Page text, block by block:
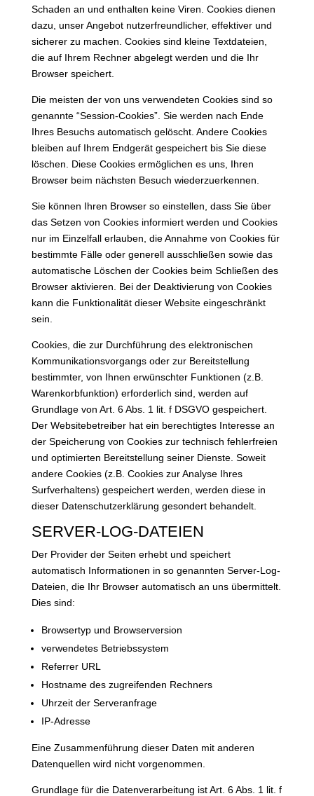
Schaden an und enthalten keine Viren. Cookies dienen
dazu, unser Angebot nutzerfreundlicher, effektiver und
sicherer zu machen. Cookies sind kleine Textdateien,
die auf Ihrem Rechner abgelegt werden und die Ihr
Browser speichert.
Die meisten der von uns verwendeten Cookies sind so
genannte “Session-Cookies”. Sie werden nach Ende
Ihres Besuchs automatisch gelöscht. Andere Cookies
bleiben auf Ihrem Endgerät gespeichert bis Sie diese
löschen. Diese Cookies ermöglichen es uns, Ihren
Browser beim nächsten Besuch wiederzuerkennen.
Sie können Ihren Browser so einstellen, dass Sie über
das Setzen von Cookies informiert werden und Cookies
nur im Einzelfall erlauben, die Annahme von Cookies für
bestimmte Fälle oder generell ausschließen sowie das
automatische Löschen der Cookies beim Schließen des
Browser aktivieren. Bei der Deaktivierung von Cookies
kann die Funktionalität dieser Website eingeschränkt
sein.
Cookies, die zur Durchführung des elektronischen
Kommunikationsvorgangs oder zur Bereitstellung
bestimmter, von Ihnen erwünschter Funktionen (z.B.
Warenkorbfunktion) erforderlich sind, werden auf
Grundlage von Art. 6 Abs. 1 lit. f DSGVO gespeichert.
Der Websitebetreiber hat ein berechtigtes Interesse an
der Speicherung von Cookies zur technisch fehlerfreien
und optimierten Bereitstellung seiner Dienste. Soweit
andere Cookies (z.B. Cookies zur Analyse Ihres
Surfverhaltens) gespeichert werden, werden diese in
dieser Datenschutzerklärung gesondert behandelt.
SERVER-LOG-DATEIEN
Der Provider der Seiten erhebt und speichert
automatisch Informationen in so genannten Server-Log-
Dateien, die Ihr Browser automatisch an uns übermittelt.
Dies sind:
Browsertyp und Browserversion
verwendetes Betriebssystem
Referrer URL
Hostname des zugreifenden Rechners
Uhrzeit der Serveranfrage
IP-Adresse
Eine Zusammenführung dieser Daten mit anderen
Datenquellen wird nicht vorgenommen.
Grundlage für die Datenverarbeitung ist Art. 6 Abs. 1 lit. f